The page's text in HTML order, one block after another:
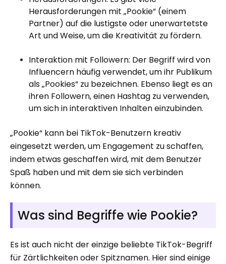
Herausforderungen mit „Pookie“ (einem
Partner) auf die lustigste oder unerwartetste
Art und Weise, um die Kreativität zu fördern.
Interaktion mit Followern: Der Begriff wird von
Influencern häufig verwendet, um ihr Publikum
als „Pookies“ zu bezeichnen. Ebenso liegt es an
ihren Followern, einen Hashtag zu verwenden,
um sich in interaktiven Inhalten einzubinden.
„Pookie“ kann bei TikTok-Benutzern kreativ
eingesetzt werden, um Engagement zu schaffen,
indem etwas geschaffen wird, mit dem Benutzer
Spaß haben und mit dem sie sich verbinden
können.
Was sind Begriffe wie Pookie?
Es ist auch nicht der einzige beliebte TikTok-Begriff
für Zärtlichkeiten oder Spitznamen. Hier sind einige